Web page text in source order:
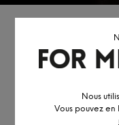
Nous
Vous pouvez en
NOTRE